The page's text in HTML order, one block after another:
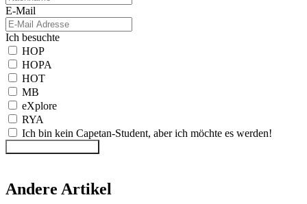
E-Mail
Ich besuchte
HOP
HOPA
HOT
MB
eXplore
RYA
Ich bin kein Capetan-Student, aber ich möchte es werden!
Andere Artikel